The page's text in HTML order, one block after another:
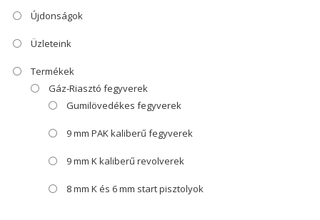
Újdonságok
Üzleteink
Termékek
Gáz-Riasztó fegyverek
Gumilövedékes fegyverek
9 mm PAK kaliberű fegyverek
9 mm K kaliberű revolverek
8 mm K és 6 mm start pisztolyok